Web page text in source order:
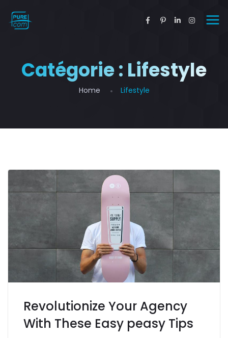
Catégorie : Lifestyle
Home Lifestyle
Revolutionize Your Agency
With These Easy peasy Tips